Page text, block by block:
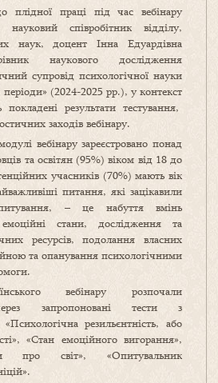
плідної праці під час вебінару
науковий співробітник відділу,
наук, доцент Інна Едуардівна
наукового дослідження
супровід психологічної науки
(2024-2025 рр.), у контекст
результати тестування,
заходів вебінару.
вебінару зареєстровано понад
та освітян (95%) віком від 18 до
учасників (70%) мають вік
питання, які зацікавили
– це набуття вмінь
емоційні стани, дослідження та
ресурсів, подолання власних
та опанування психологічними
вебінару розпочали
запропоновані тести з
резильєнтність, або
«Стан емоційного вигорання»,
світ», «Опитувальник